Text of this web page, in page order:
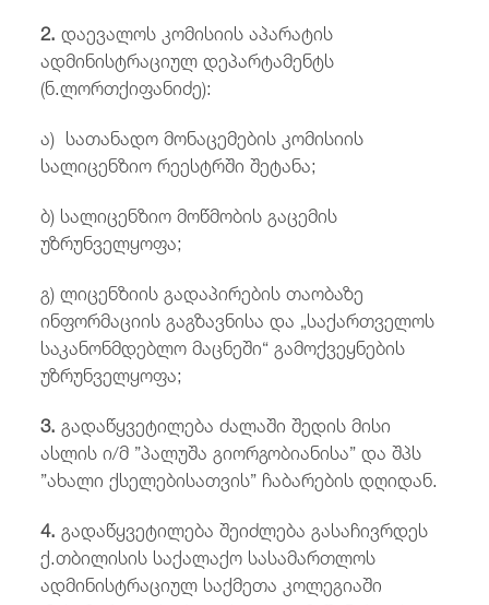
2.დაევალოს კომისიის აპარატის
ადმინისტრაციულ დეპარტამენტს
(ნ.ლორთქიფანიძე):
ა) სათანადო მონაცემების კომისიის
სალიცენზიო რეესტრში შეტანა;
ბ) სალიცენზიო მოწმობის გაცემის
უზრუნველყოფა;
გ) ლიცენზიის გადაპირების თაობაზე
ინფორმაციის გაგზავნისა და „საქართველოს
საკანონმდებლო მაცნეში“ გამოქვეყნების
უზრუნველყოფა;
3.გადაწყვეტილება ძალაში შედის მისი
ასლის ი/მ ”პალუშა გიორგობიანისა” და შპს
”ახალი ქსელებისათვის” ჩაბარების დღიდან.
4.გადაწყვეტილება შეიძლება გასაჩივრდეს
ქ.თბილისის საქალაქო სასამართლოს
ადმინისტრაციულ საქმეთა კოლეგიაში